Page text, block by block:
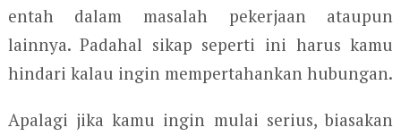
entah dalam masalah pekerjaan ataupun
lainnya. Padahal sikap seperti ini harus kamu
hindari kalau ingin mempertahankan hubungan.
Apalagi jika kamu ingin mulai serius, biasakan